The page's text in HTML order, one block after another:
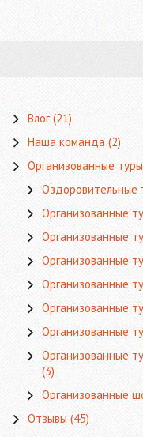
Влог(21)
Наша команда(2)
Организованные
Оздоровительные
Организованные
Организованные
Организованные
Организованные
Организованные
Организованные
Организованные
(3)
Организованные
Отзывы(45)